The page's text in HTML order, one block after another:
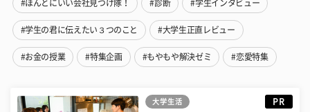
#ほんとにいい会社見つけ隊！ #診断 #学生インタビュー
#学生の君に伝えたい３つのこと #大学生正直レビュー
#お金の授業 #特集企画 #もやもや解決ゼミ #恋愛特集
大学生活 PR